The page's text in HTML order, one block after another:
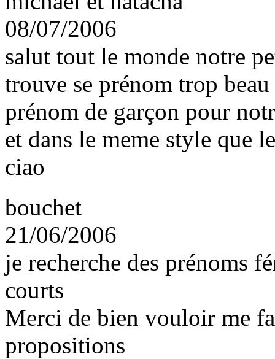
08/07/2006
salut tout le monde notre
trouve se prénom trop
prénom de garçon pour
et dans le meme style que
ciao
bouchet
21/06/2006
je recherche des prénoms
courts
Merci de bien vouloir me
propositions